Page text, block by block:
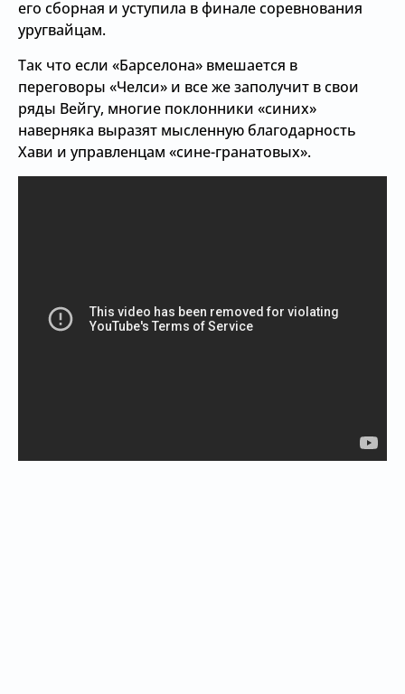
его сборная и уступила в финале соревнования
уругвайцам.
Так что если «Барселона» вмешается в
переговоры «Челси» и все же заполучит в свои
ряды Вейгу, многие поклонники «синих»
наверняка выразят мысленную благодарность
Хави и управленцам «сине-гранатовых».